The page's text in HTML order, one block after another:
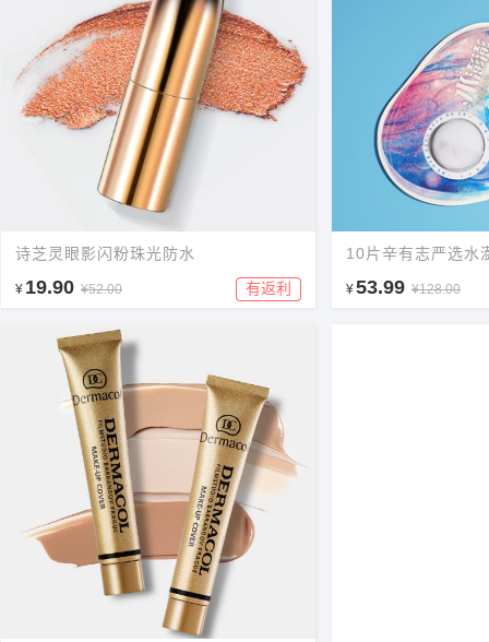
诗芝灵眼影闪粉珠光防水
¥ 19.90 ¥52.00 有返利
10片辛有志严选水
¥53.99 ¥128.00